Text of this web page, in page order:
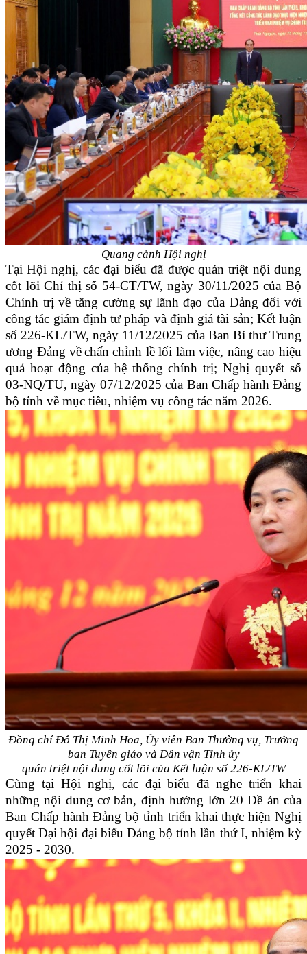
Quang cảnh Hội nghị
Tại Hội nghị, các đại biểu đã được quán triệt nội dung
cốt lõi Chỉ thị số 54-CT/TW, ngày 30/11/2025 của Bộ
Chính trị về tăng cường sự lãnh đạo của Đảng đối với
công tác giám định tư pháp và định giá tài sản; Kết luận
số 226-KL/TW, ngày 11/12/2025 của Ban Bí thư Trung
ương Đảng vềchấn chỉnh lề lối làm việc, nâng cao hiệu
quả hoạt động của hệ thống chính trị; Nghị quyết số
03-NQ/TU, ngày 07/12/2025 của Ban Chấp hành Đảng
bộ tỉnh về mục tiêu, nhiệm vụ công tác năm 2026.
Đồng chí Đỗ Thị Minh Hoa, Ủy viên Ban Thường vụ, Trưởng
ban Tuyên giáo và Dân vận Tỉnh ủy
quán triệt nội dung cốt lõi của Kết luận số 226-KL/TW
Cùng tại Hội nghị, các đại biểu đã nghe triển khai
những nội dung cơ bản, định hướng lớn 20 Đề án của
Ban Chấp hành Đảng bộ tỉnh triển khai thực hiện Nghị
quyết Đại hội đại biểu Đảng bộ tỉnh lần thứ I, nhiệm kỳ
2025 - 2030.